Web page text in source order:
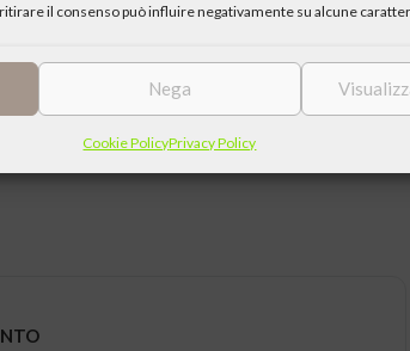
il consenso può influire negativamente su alcune
Nega
Cookie PolicyPrivacy Policy
aperta presso la Chiesa di San Pietro in